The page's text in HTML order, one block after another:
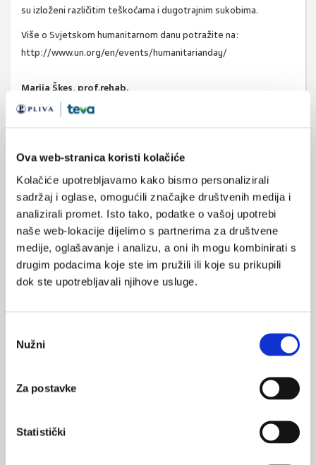
Ova web-stranica koristi kolačiće
Kolačiće upotrebljavamo kako bismo personalizirali
sadržaj i oglase, omogućili značajke društvenih medija i
analizirali promet. Isto tako, podatke o vašoj upotrebi
naše web-lokacije dijelimo s partnerima za društvene
medije, oglašavanje i analizu, a oni ih mogu kombinirati s
drugim podacima koje ste im pružili ili koje su prikupili
dok ste upotrebljavali njihove usluge.
pristanka
Nužni
Za postavke
Statistički
su izloženi različitim teškoćama i dugotrajnim sukobima.
Više o Svjetskom humanitarnom danu potražite na:
http://www.un.org/en/events/humanitarianday/
Marija Škes, prof.rehab.
Centar za promicanje zdravlja
humanitarni
humanitarna akcija un
SVIĐA
0
POVRATAK
UN: 31. listopada na svijetu službeno 7 milijarda ljudi